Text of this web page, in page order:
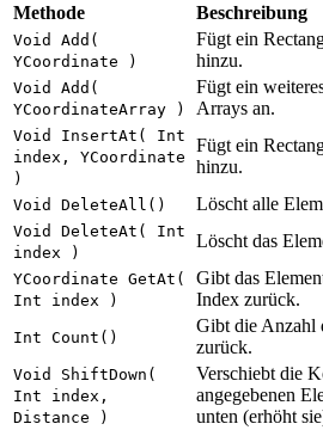
Methode Beschreibung
Void Add(
YCoordinate )
Fügt ein
hinzu.
Void Add(
YCoordinateArray )
Fügt ein
Arrays an.
Void InsertAt( Int
index, YCoordinate
)
Fügt ein
hinzu.
Void DeleteAll() Löscht alle
Void DeleteAt( Int
index )
Löscht das
YCoordinate GetAt(
Int index )
Gibt das
Index zurück.
Int Count()
Gibt die Anzahl
zurück.
Void ShiftDown(
Int index,
Distance )
Verschiebt die
angegebenen
unten (erhöht